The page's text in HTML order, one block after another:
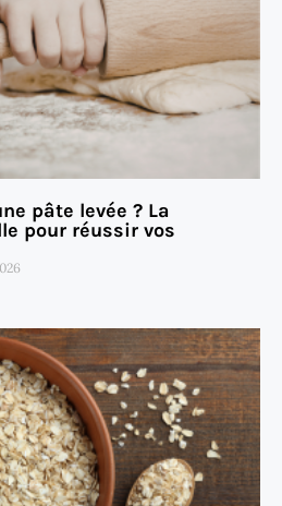
pâte levée ? La
pour réussir vos